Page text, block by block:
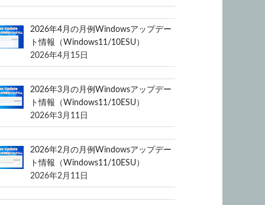
2026年4月の月例Windowsアップデー
ト情報（Windows11/10ESU）
2026年4月15日
2026年3月の月例Windowsアップデー
ト情報（Windows11/10ESU）
2026年3月11日
2026年2月の月例Windowsアップデー
ト情報（Windows11/10ESU）
2026年2月11日